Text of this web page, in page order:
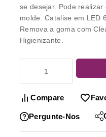
se desejar. Pode
molde. Catalise em LED
Remova a goma com
Higienizante.
Compare
Pergunte-Nos